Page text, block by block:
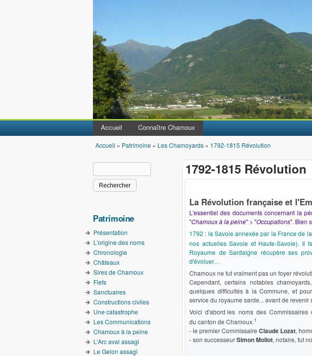
Accueil Connaître Chamoux
Vous êtes ici
Accueil » Patrimoine » Les Chamoyards » 1792-1815 Révolution
1792-1815 Révolution
La Révolution française et
L'essentiel des documents concernant la
"Chamoux à la peine" > "Occupations". Bien
1792 : la Savoie annexée par la France de
nos actuelles Savoie et Haute-Savoie). Il
Royaume de Sardaigne récupère ses
d'évoluer…
Chamoux ne fut vraiment pas un foyer
Cependant, certains notables
quelques difficultés à la Commune, et
service du royaume sarde... avant de
Voici d'abord les noms des
du canton de Chamoux.1
- le premier Commissaire Claude Lozat,
- son successeurSimon Mollot, notaire, fut
Formulaire de recherche
Patrimoine
Présentation
L'origine des noms
Chronologie
Châteaux
Sires de Chamoux
Fiefs
Sanctuaires
Constructions civiles
Une catastrophe
Les Communications
Chamoux à la peine
L'Arc aval assagi
Le Gelon assagi